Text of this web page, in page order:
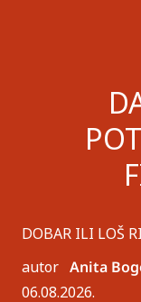
DOBAR ILI LOŠ
autor Anita
06.08.2026.